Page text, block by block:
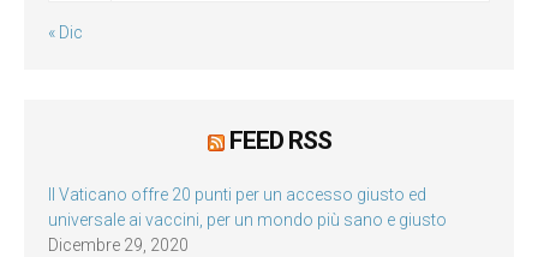
« Dic
FEED RSS
Il Vaticano offre 20 punti per un accesso giusto ed
universale ai vaccini, per un mondo più sano e giusto
Dicembre 29, 2020